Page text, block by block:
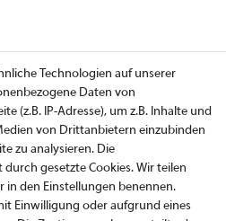
Technologien auf unserer
Daten von
(z.B. IP-Adresse), um z.B. Inhalte und
von Drittanbietern einzubinden
zu analysieren. Die
gesetzte Cookies. Wir teilen
in den Einstellungen benennen.
Einwilligung oder aufgrund eines